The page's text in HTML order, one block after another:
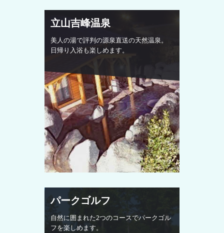
立山吉峰温泉
美人の湯で評判の源泉直送の天然温泉。
日帰り入浴も楽しめます。
パークゴルフ
自然に囲まれた2つのコースでパークゴル
フを楽しめます。